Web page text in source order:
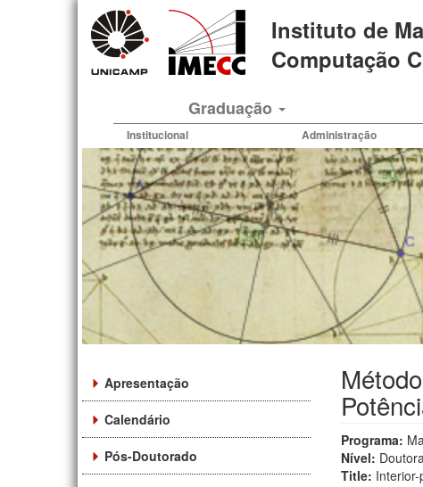
Instituto de
Computação
Graduação
Institucional Administração
Apresentação
Calendário
Pós-Doutorado
Programa:
Nível:
Title: